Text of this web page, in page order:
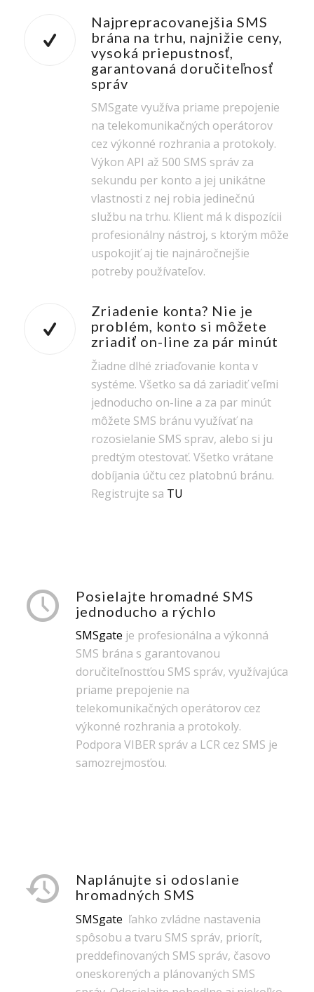
Najprepracovanejšia SMS
brána na trhu, najnižie ceny,
vysoká priepustnosť,
garantovaná doručiteľnosť
správ
SMSgate využíva priame prepojenie
na telekomunikačných operátorov
cez výkonné rozhrania a protokoly.
Výkon API až 500 SMS správ za
sekundu per konto a jej unikátne
vlastnosti z nej robia jedinečnú
službu na trhu. Klient má k dispozícii
profesionálny nástroj, s ktorým môže
uspokojiť aj tie najnáročnejšie
potreby používateľov.
Zriadenie konta? Nie je
problém, konto si môžete
zriadiť on-line za pár minút
Žiadne dlhé zriaďovanie konta v
systéme. Všetko sa dá zariadiť veľmi
jednoducho on-line a za par minút
môžete SMS bránu využívať na
rozosielanie SMS sprav, alebo si ju
predtým otestovať. Všetko vrátane
dobíjania účtu cez platobnú bránu.
Registrujte sa TU
Posielajte hromadné SMS
jednoducho a rýchlo
SMSgate je profesionálna a výkonná
SMS brána s garantovanou
doručiteľnostťou SMS správ, využívajúca
priame prepojenie na
telekomunikačných operátorov cez
výkonné rozhrania a protokoly.
Podpora VIBER správ a LCR cez SMS je
samozrejmosťou.
Naplánujte si odoslanie
hromadných SMS
SMSgate ľahko zvládne nastavenia
spôsobu a tvaru SMS správ, priorít,
preddefinovaných SMS správ, časovo
oneskorených a plánovaných SMS